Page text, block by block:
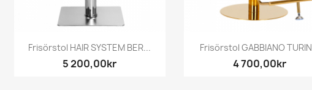
Snabbvy
Frisörstol HAIR SYSTEM BER...
5 200,00kr
Snabbvy
Frisörstol GABBIANO
4 700,00kr